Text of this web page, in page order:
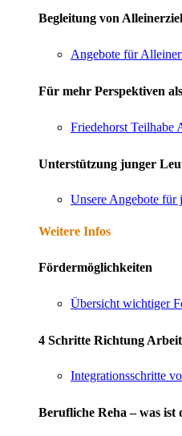
Begleitung von
Angebote für
Für mehr Perspektiven
Friedehorst Teilhabe
Unterstützung junger
Unsere Angebote für
Weitere Infos
Fördermöglichkeiten
Übersicht wichtiger
4 Schritte Richtung Arbeit
Integrationsschritte
Berufliche Reha – was ist